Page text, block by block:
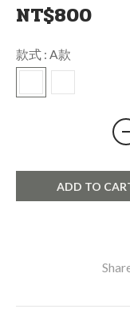
NT$800
款式 : A款
ADD TO